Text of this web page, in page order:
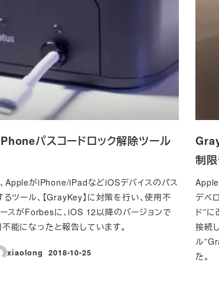
パスコードロック解除ツール
AppleがiPhone/iPadなどiOSデバイスのパス
ツール、【GrayKey】に対策を行い、使用不
スがForbesに、iOS 12以降のバージョンで
能になったと報告しています。
xiaolong
投稿日
2018-10-25
制
デベ
ド”
接続
ル
た。